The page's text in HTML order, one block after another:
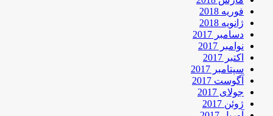
فوریه 2018
ژانویه 2018
دسامبر 2017
نوامبر 2017
اکتبر 2017
سپتامبر 2017
آگوست 2017
جولای 2017
ژوئن 2017